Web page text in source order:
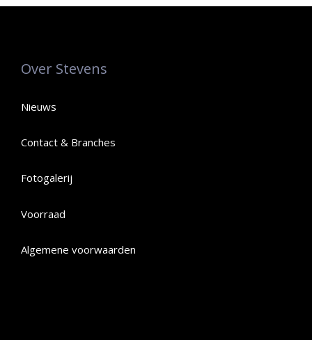
Over Stevens
Nieuws
Contact & Branches
Fotogalerij
Voorraad
Algemene voorwaarden